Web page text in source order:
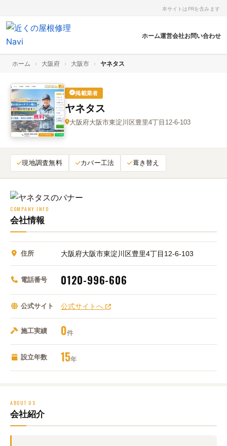
本サイトはPRを含みます
ホーム運営会社お問い合わせ
ホーム › 大阪府 › 大阪市 › ヤネタス
掲載業者
ヤネタス
大阪府大阪市東淀川区豊里4丁目12-6-103
現地調査無料 カバー工法 葺き替え
COMPANY INFO
会社情報
住所 大阪府大阪市東淀川区豊里4丁目12-6-103
電話番号 0120-996-606
公式サイト 公式サイトへ
施工実績 0件
設立年数 15年
ABOUT US
会社紹介